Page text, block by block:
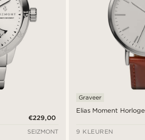
€229,00
SEIZMONT
Elias Moment Horloge
Graveer
9 KLEUREN